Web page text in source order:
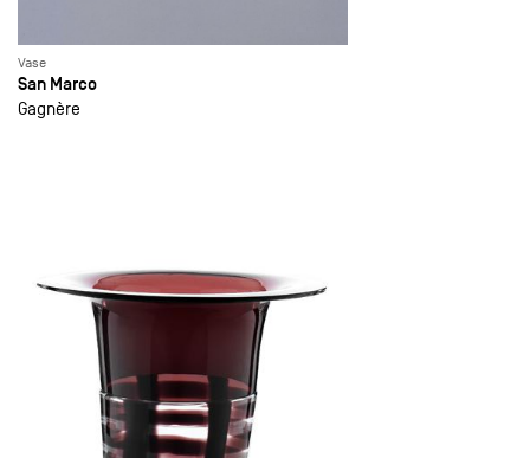
Vase
San Marco
Gagnère